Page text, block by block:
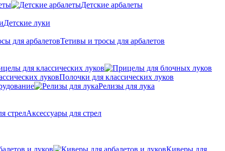
Детские арбалеты
Детские луки
Тетивы и тросы для арбалетов
для классических луков
Полочки для классических луков
Релизы для лука
Аксессуары для стрел
и луков
Киверы для